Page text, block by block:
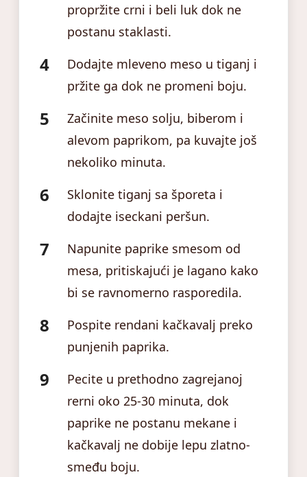
propržite crni i beli luk dok ne
postanu staklasti.
Dodajte mleveno meso u tiganj i
pržite ga dok ne promeni boju.
Začinite meso solju, biberom i
alevom paprikom, pa kuvajte još
nekoliko minuta.
Sklonite tiganj sa šporeta i
dodajte iseckani peršun.
Napunite paprike smesom od
mesa, pritiskajući je lagano kako
bi se ravnomerno rasporedila.
Pospite rendani kačkavalj preko
punjenih paprika.
Pecite u prethodno zagrejanoj
rerni oko 25-30 minuta, dok
paprike ne postanu mekane i
kačkavalj ne dobije lepu zlatno-
smeđu boju.